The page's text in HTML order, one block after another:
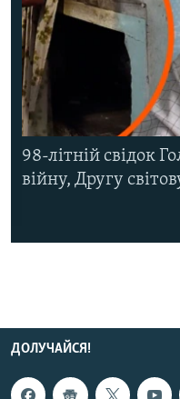
98-літній свідок
війну, Другу
ДОЛУЧАЙСЯ!